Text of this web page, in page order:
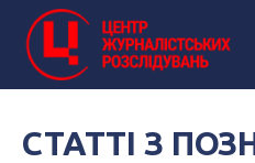
СТАТТІ З